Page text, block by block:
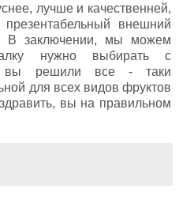
лучше и качественней,
внешний
В заключении, мы можем
нужно выбирать с
вы решили все - таки
для всех видов фруктов
вы на правильном